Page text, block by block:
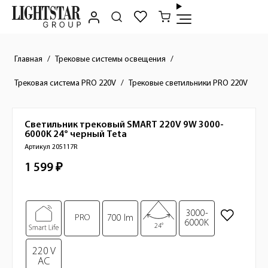
Главная Трековые системы освещения
Трековая система PRO 220V Трековые светильники PRO 220V
Краткое описание товара
Изображения товара
PRO 700 lm
24°
3000-
6000K
220 V
AC
Светильник трековый SMART 220V 9W 3000-
6000K 24° черный Teta
Артикул 205117R
Стоимость товара
1 599 ₽